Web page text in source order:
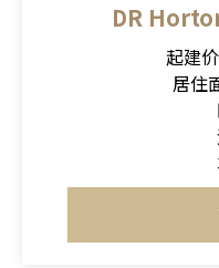
DR
起建
居住